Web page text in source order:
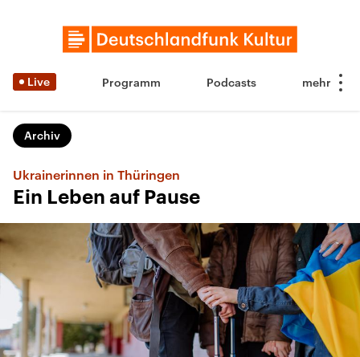
Live Programm Podcasts
Archiv
Ukrainerinnen in Thüringen
Ein Leben auf Pause